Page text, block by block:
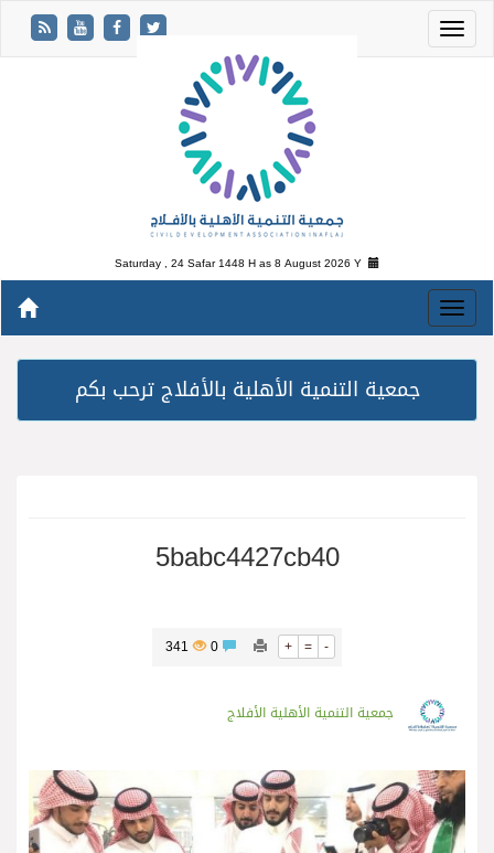
Saturday , 24 Safar 1448 H as8 August 2026 Y
جمعية التنمية الأهلية بالأفلاج ترحب بكم
5babc4427cb40
+ = -
341
جمعية التنمية الأهلية الأفلاج